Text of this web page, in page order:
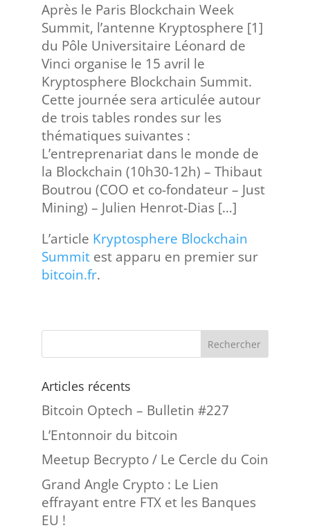
Après le Paris Blockchain Week
Summit, l’antenne Kryptosphere [1]
du Pôle Universitaire Léonard de
Vinci organise le 15 avril le
Kryptosphere Blockchain Summit.
Cette journée sera articulée autour
de trois tables rondes sur les
thématiques suivantes :
L’entreprenariat dans le monde de
la Blockchain (10h30-12h) – Thibaut
Boutrou (COO et co-fondateur – Just
Mining) – Julien Henrot-Dias […]
L’article Kryptosphere Blockchain
Summitest apparu en premier sur
bitcoin.fr.
Articles récents
Bitcoin Optech – Bulletin #227
L’Entonnoir du bitcoin
Meetup Becrypto / Le Cercle du Coin
Grand Angle Crypto : Le Lien
effrayant entre FTX et les Banques
EU !